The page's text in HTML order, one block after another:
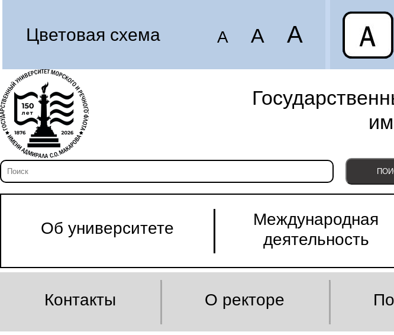
Цветовая схема A A A
Об университете
Международная
деятельность
Контакты О ректоре